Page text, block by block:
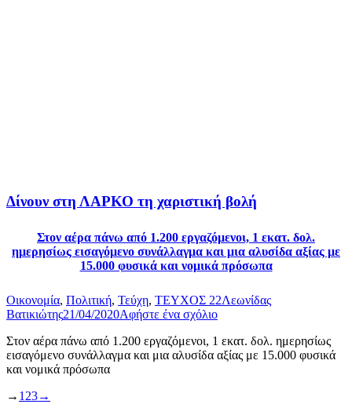
Δίνουν στη ΛΑΡΚΟ τη χαριστική βολή
Στον αέρα πάνω από 1.200 εργαζόμενοι, 1 εκατ. δολ.
ημερησίως εισαγόμενο συνάλλαγμα και μια αλυσίδα αξίας με
15.000 φυσικά και νομικά πρόσωπα
Οικονομία, Πολιτική, Τεύχη, ΤΕΥΧΟΣ 22Λεωνίδας
Βατικιώτης21/04/2020Αφήστε ένα σχόλιο
Στον αέρα πάνω από 1.200 εργαζόμενοι, 1 εκατ. δολ. ημερησίως
εισαγόμενο συνάλλαγμα και μια αλυσίδα αξίας με 15.000 φυσικά
και νομικά πρόσωπα
→ 1 23→